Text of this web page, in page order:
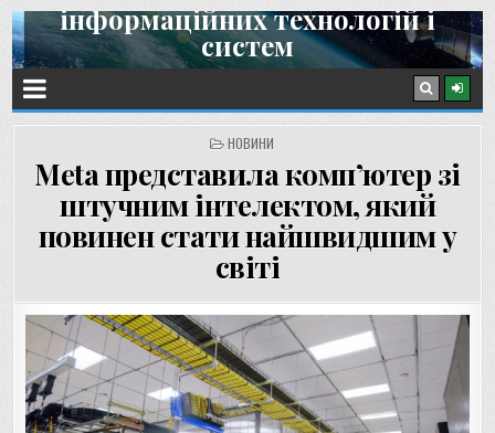
Skip
to
content
інформаційних технологій і
систем
Інститут космічних досліджень НАН України та ДКА України
POSTED
НОВИНИ
Meta представила комп’ютер зі
штучним інтелектом, який
повинен стати найшвидшим у
світі